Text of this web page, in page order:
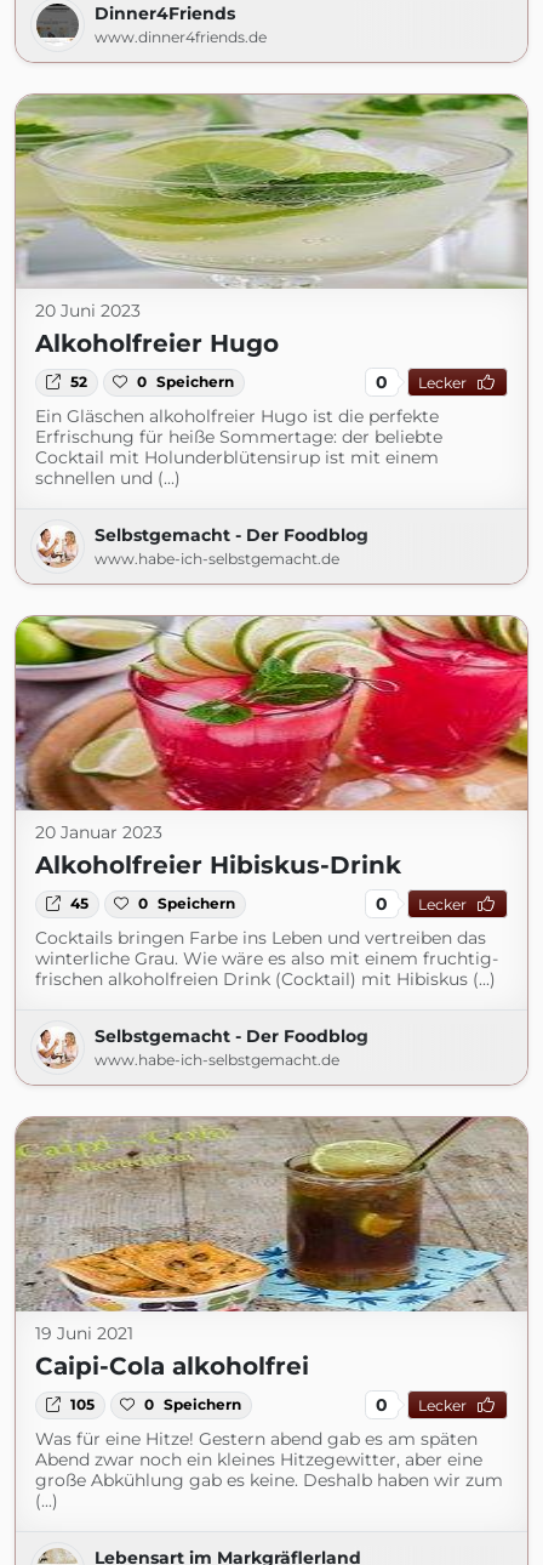
Dinner4Friends
www.dinner4friends.de
20 Juni 2023
Alkoholfreier Hugo
52 0 Speichern 0 Lecker
Ein Gläschen alkoholfreier Hugo ist die perfekte
Erfrischung für heiße Sommertage: der beliebte
Cocktail mit Holunderblütensirup ist mit einem
schnellen und (...)
Selbstgemacht - Der Foodblog
www.habe-ich-selbstgemacht.de
20 Januar 2023
Alkoholfreier Hibiskus-Drink
45 0 Speichern 0 Lecker
Cocktails bringen Farbe ins Leben und vertreiben das
winterliche Grau. Wie wäre es also mit einem fruchtig-
frischen alkoholfreien Drink (Cocktail) mit Hibiskus (...)
Selbstgemacht - Der Foodblog
www.habe-ich-selbstgemacht.de
19 Juni 2021
Caipi-Cola alkoholfrei
105 0 Speichern 0 Lecker
Was für eine Hitze! Gestern abend gab es am späten
Abend zwar noch ein kleines Hitzegewitter, aber eine
große Abkühlung gab es keine. Deshalb haben wir zum
(...)
Lebensart im Markgräflerland